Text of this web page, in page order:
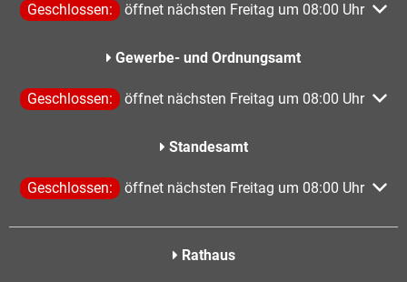
Klicken, um weitere Öffnungs- oder Schließzeiten
Geschlossen: öffnet nächsten Freitag um 08:00 Uhr
Gewerbe- und Ordnungsamt
Klicken, um weitere Öffnungs- oder Schließzeiten
Geschlossen: öffnet nächsten Freitag um 08:00 Uhr
Standesamt
Klicken, um weitere Öffnungs- oder Schließzeiten
Geschlossen: öffnet nächsten Freitag um 08:00 Uhr
Rathaus